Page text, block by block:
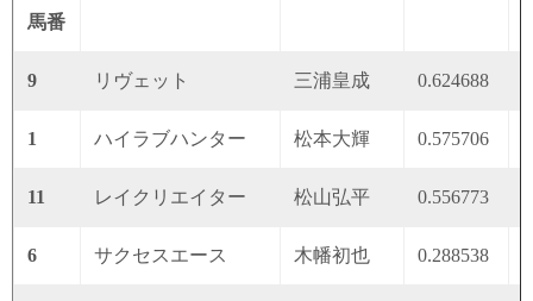
馬番
9 リヴェット 三浦皇成 0.624688
1 ハイラブハンター 松本大輝 0.575706
11 レイクリエイター 松山弘平 0.556773
6 サクセスエース 木幡初也 0.288538